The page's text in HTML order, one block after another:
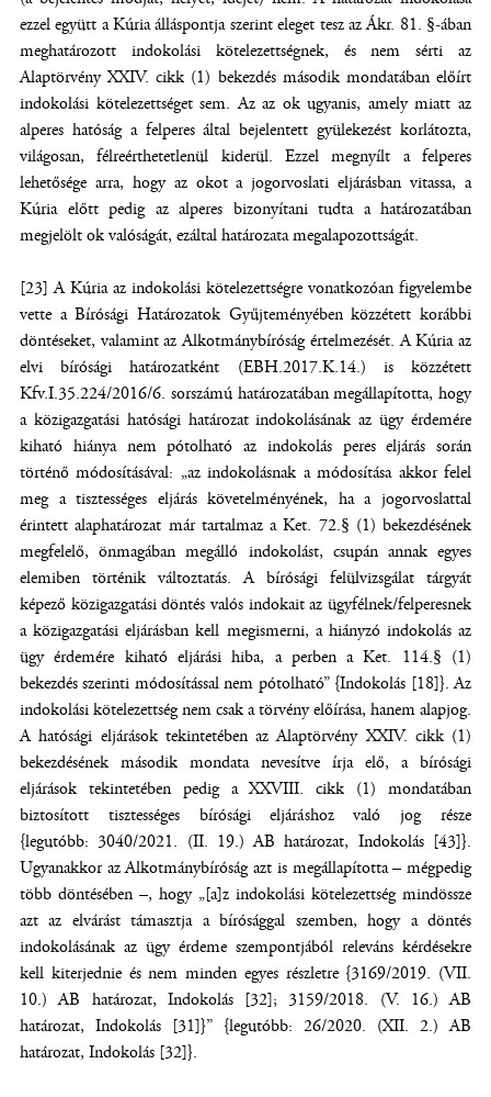
ezzel együtt a Kúria álláspontja szerint eleget tesz az Ákr. 81. §-ában
meghatározott indokolási kötelezettségnek, és nem sérti az
Alaptörvény XXIV. cikk (1) bekezdés második mondatában előírt
indokolási kötelezettséget sem. Az az ok ugyanis, amely miatt az
alperes hatóság a felperes által bejelentett gyülekezést korlátozta,
világosan, félreérthetetlenül kiderül. Ezzel megnyílt a felperes
lehetősége arra, hogy az okot a jogorvoslati eljárásban vitassa, a
Kúria előtt pedig az alperes bizonyítani tudta a határozatában
megjelölt ok valóságát, ezáltal határozata megalapozottságát.
[23] A Kúria az indokolási kötelezettségre vonatkozóan figyelembe
vette a Bírósági Határozatok Gyűjteményében közzétett korábbi
döntéseket, valamint az Alkotmánybíróság értelmezését. A Kúria az
elvi bírósági határozatként (EBH.2017.K.14.) is közzétett
Kfv.I.35.224/2016/6. sorszámú határozatában megállapította, hogy
a közigazgatási hatósági határozat indokolásának az ügy érdemére
kiható hiánya nem pótolható az indokolás peres eljárás során
történő módosításával: „az indokolásnak a módosítása akkor felel
meg a tisztességes eljárás követelményének, ha a jogorvoslattal
érintett alaphatározat már tartalmaz a Ket. 72.§ (1) bekezdésének
megfelelő, önmagában megálló indokolást, csupán annak egyes
elemiben történik változtatás. A bírósági felülvizsgálat tárgyát
képező közigazgatási döntés valós indokait az ügyfélnek/felperesnek
a közigazgatási eljárásban kell megismerni, a hiányzó indokolás az
ügy érdemére kiható eljárási hiba, a perben a Ket. 114.§ (1)
bekezdés szerinti módosítással nem pótolható” {Indokolás [18]}. Az
indokolási kötelezettség nem csak a törvény előírása, hanem alapjog.
A hatósági eljárások tekintetében az Alaptörvény XXIV. cikk (1)
bekezdésének második mondata nevesítve írja elő, a bírósági
eljárások tekintetében pedig a XXVIII. cikk (1) mondatában
biztosított tisztességes bírósági eljáráshoz való jog része
{legutóbb: 3040/2021. (II. 19.) AB határozat, Indokolás [43]}.
Ugyanakkor az Alkotmánybíróság azt is megállapította – mégpedig
több döntésében –, hogy „[a]z indokolási kötelezettség mindössze
azt az elvárást támasztja a bírósággal szemben, hogy a döntés
indokolásának az ügy érdeme szempontjából releváns kérdésekre
kell kiterjednie és nem minden egyes részletre {3169/2019. (VII.
10.) AB határozat, Indokolás [32]; 3159/2018. (V. 16.) AB
határozat, Indokolás [31]}” {legutóbb: 26/2020. (XII. 2.) AB
határozat, Indokolás [32]}.